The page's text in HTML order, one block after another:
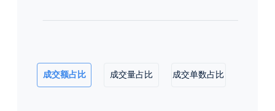
成交额占比 成交量占比 成交单数占比